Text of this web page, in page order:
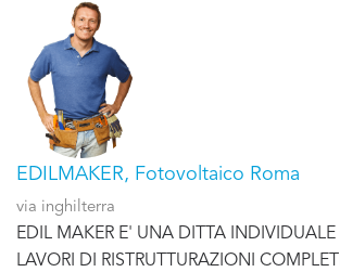
EDILMAKER, Fotovoltaico Roma
via inghilterra
EDIL MAKER E' UNA DITTA INDIVIDUALE
LAVORI DI RISTRUTTURAZIONI